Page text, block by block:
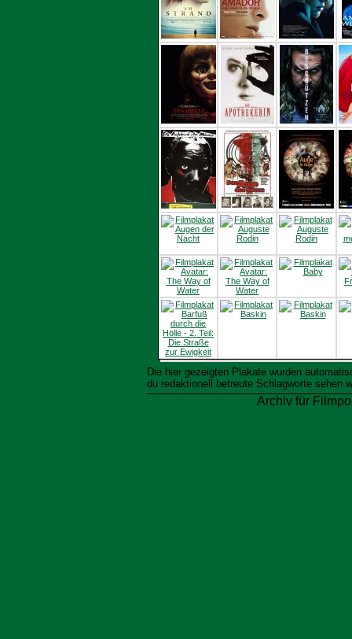
Die hier gezeigten Plakate wurden
du redaktionell betreute Schlagworte sehen
Archiv für